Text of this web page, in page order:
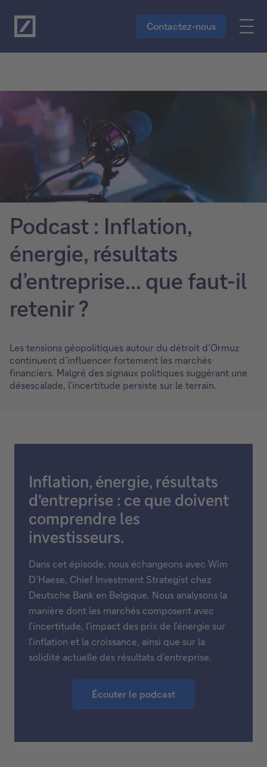
Vers le contenu principal
Contactez-nous
Podcast : Inflation,
énergie, résultats
d’entreprise... que faut-il
retenir ?
Les tensions géopolitiques autour du détroit d’Ormuz
continuent d’influencer fortement les marchés
financiers. Malgré des signaux politiques suggérant une
désescalade, l’incertitude persiste sur le terrain.
Inflation, énergie, résultats
d'entreprise : ce que doivent
comprendre les
investisseurs.
Dans cet épisode, nous échangeons avec Wim
D’Haese, Chief Investment Strategist chez
Deutsche Bank en Belgique. Nous analysons la
manière dont les marchés composent avec
l’incertitude, l’impact des prix de l’énergie sur
l’inflation et la croissance, ainsi que sur la
solidité actuelle des résultats d’entreprise.
Écouter le podcast
ÉC